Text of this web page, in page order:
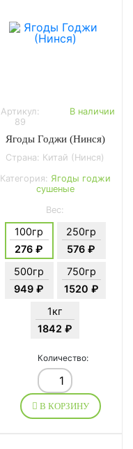
Артикул:
89
В наличии
Ягоды Годжи (Нинся)
Страна: Китай (Нинся)
Категория: Ягоды годжи
сушеные
Вес:
100гр
276 ₽
250гр
576 ₽
500гр
949 ₽
750гр
1520 ₽
1кг
1842 ₽
Количество:
В КОРЗИНУ